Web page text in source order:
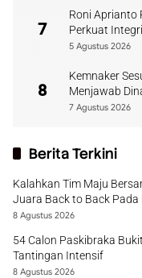
7
Roni Aprianto
Perkuat
5 Agustus 2026
8
Kemnaker
Menjawab
7 Agustus 2026
Berita Terkini
Kalahkan Tim Maju
Juara Back to Back Pada
8 Agustus 2026
54 Calon Paskibraka
Tantingan Intensif
8 Agustus 2026